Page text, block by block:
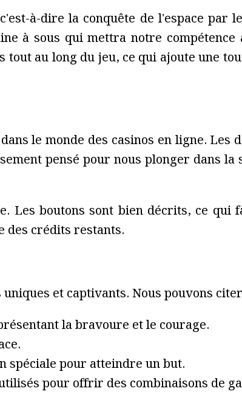
à-dire la conquête de l'espace par
à sous qui mettra notre compétence
au long du jeu, ce qui ajoute une
le monde des casinos en ligne. Les
pensé pour nous plonger dans la
boutons sont bien décrits, ce qui
des crédits restants.
et captivants. Nous pouvons
la bravoure et le courage.
spéciale pour atteindre un but.
pour offrir des combinaisons de